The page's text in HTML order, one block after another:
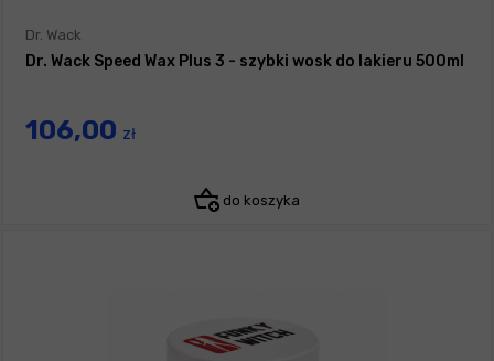
Dr. Wack
Dr. Wack Speed Wax Plus 3 - szybki wosk do lakieru 500ml
106,00 zł
do koszyka